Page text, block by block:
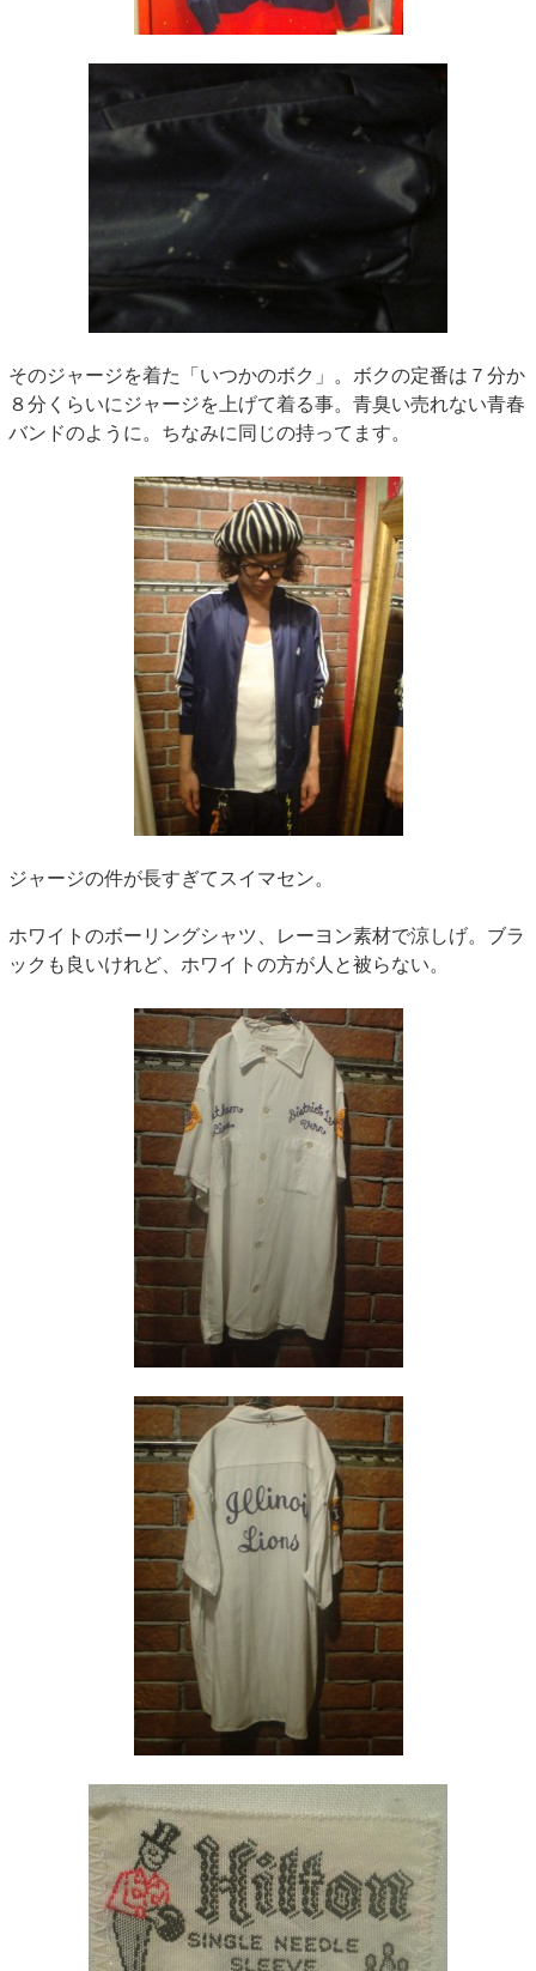
そのジャージを着た「いつかのボク」。ボクの定番は７分か
８分くらいにジャージを上げて着る事。青臭い売れない青春
バンドのように。ちなみに同じの持ってます。
ジャージの件が長すぎてスイマセン。
ホワイトのボーリングシャツ、レーヨン素材で涼しげ。ブラ
ックも良いけれど、ホワイトの方が人と被らない。